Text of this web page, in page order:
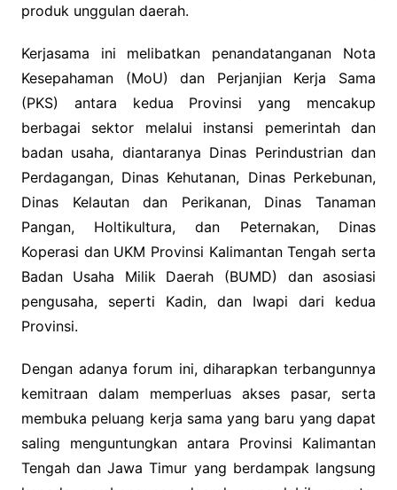
produk unggulan daerah.
Kerjasama ini melibatkan penandatanganan Nota
Kesepahaman (MoU) dan Perjanjian Kerja Sama
(PKS) antara kedua Provinsi yang mencakup
berbagai sektor melalui instansi pemerintah dan
badan usaha, diantaranya Dinas Perindustrian dan
Perdagangan, Dinas Kehutanan, Dinas Perkebunan,
Dinas Kelautan dan Perikanan, Dinas Tanaman
Pangan, Holtikultura, dan Peternakan, Dinas
Koperasi dan UKM Provinsi Kalimantan Tengah serta
Badan Usaha Milik Daerah (BUMD) dan asosiasi
pengusaha, seperti Kadin, dan Iwapi dari kedua
Provinsi.
Dengan adanya forum ini, diharapkan terbangunnya
kemitraan dalam memperluas akses pasar, serta
membuka peluang kerja sama yang baru yang dapat
saling menguntungkan antara Provinsi Kalimantan
Tengah dan Jawa Timur yang berdampak langsung